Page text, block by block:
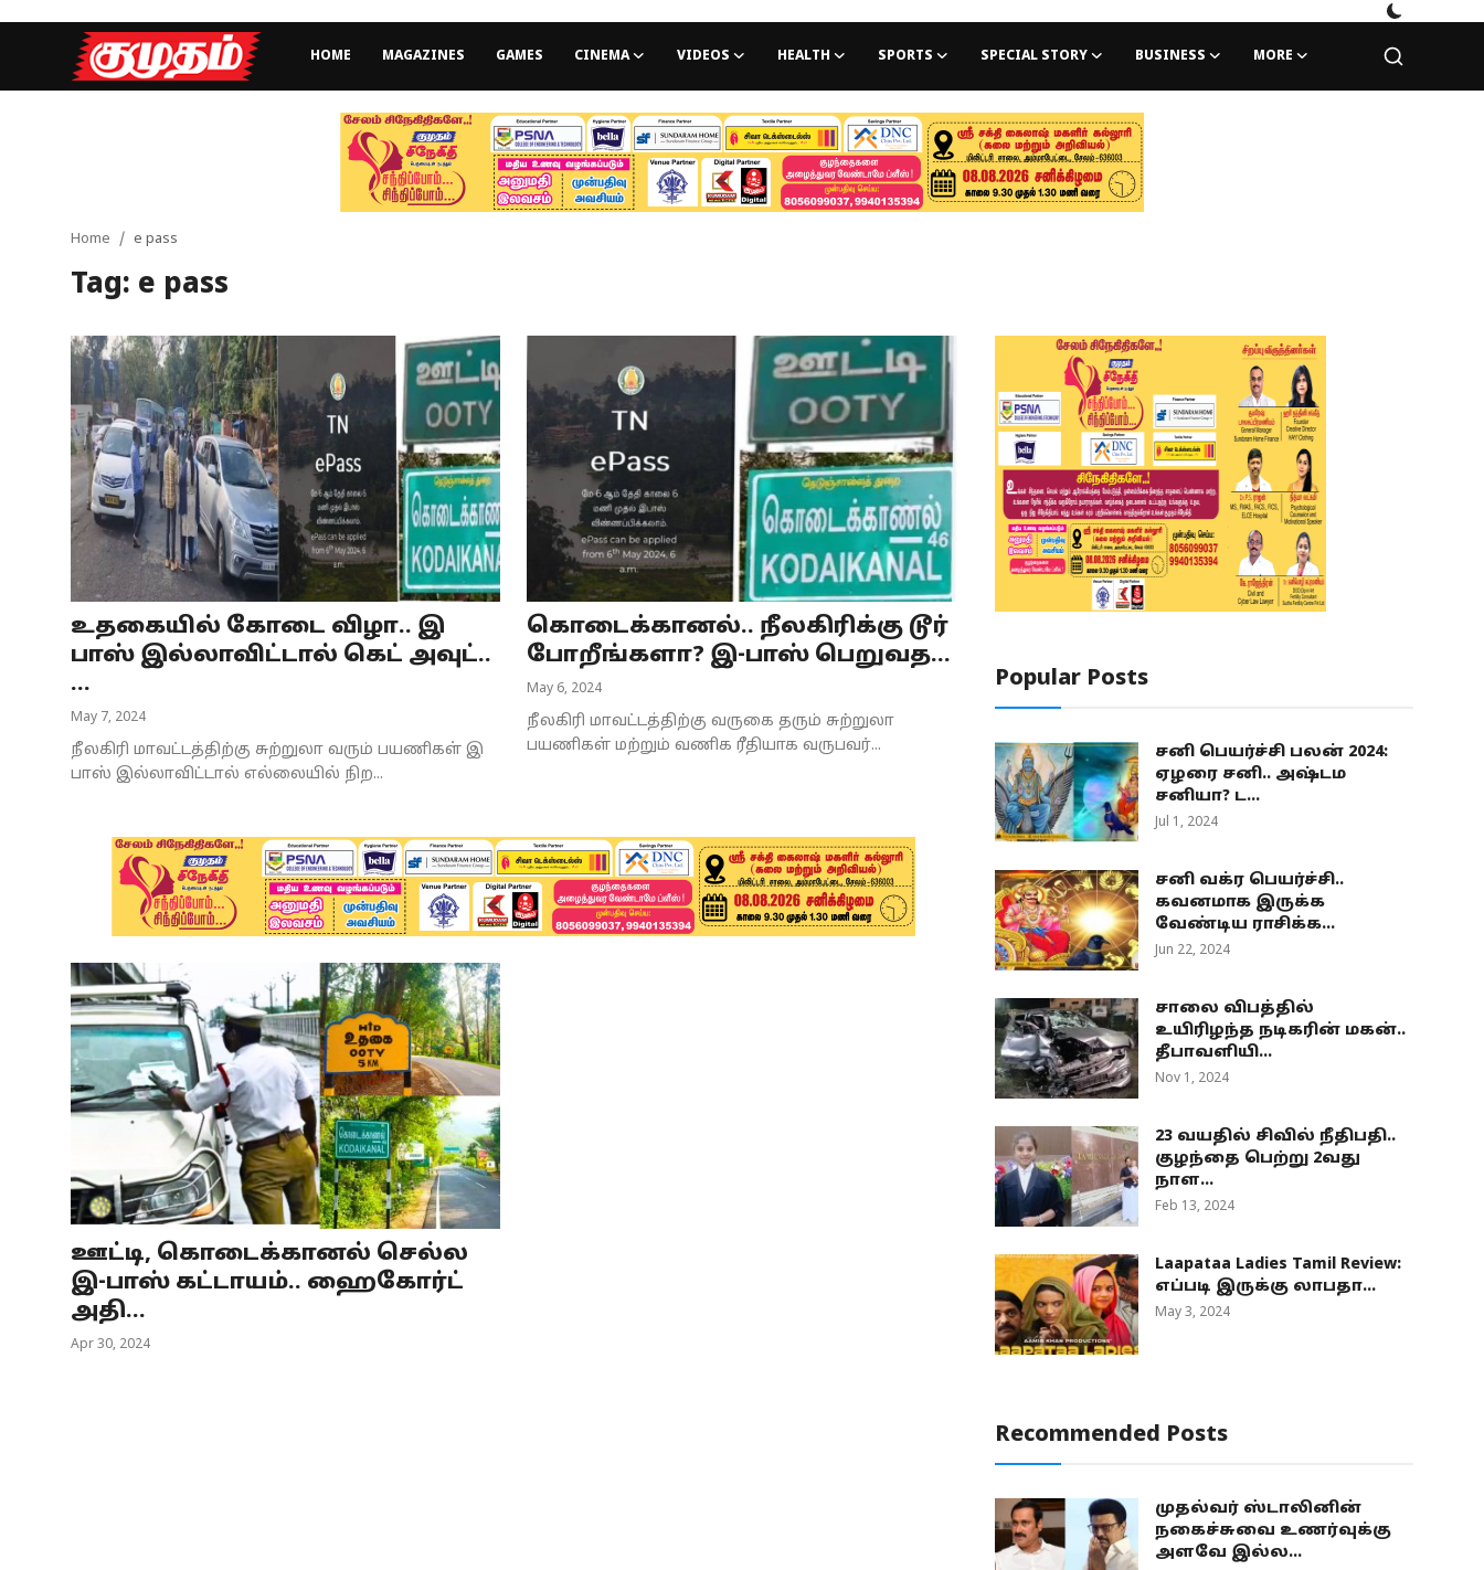
HOME MAGAZINES GAMES CINEMA VIDEOS HEALTH SPORTS SPECIAL STORY BUSINESS MORE
Games
Videos
Special Story
Business
Tamilnadu
Astrology
Home e pass
Tag: e pass
உதகையில் கோடை விழா.. இ
பாஸ் இல்லாவிட்டால் கெட் அவுட்..
...
May 7, 2024
நீலகிரி மாவட்டத்திற்கு சுற்றுலா வரும் பயணிகள் இ
பாஸ் இல்லாவிட்டால் எல்லையில் நிற...
கொடைக்கானல்.. நீலகிரிக்கு டூர்
போறீங்களா? இ-பாஸ் பெறுவத...
May 6, 2024
நீலகிரி மாவட்டத்திற்கு வருகை தரும் சுற்றுலா
பயணிகள் மற்றும் வணிக ரீதியாக வருபவர்...
ஊட்டி, கொடைக்கானல் செல்ல
இ-பாஸ் கட்டாயம்.. ஹைகோர்ட்
அதி...
Apr 30, 2024
Popular Posts
சனி பெயர்ச்சி பலன் 2024:
ஏழரை சனி.. அஷ்டம
சனியா? ட...
Jul 1, 2024
சனி வக்ர பெயர்ச்சி..
கவனமாக இருக்க
வேண்டிய ராசிக்க...
Jun 22, 2024
சாலை விபத்தில்
உயிரிழந்த நடிகரின் மகன்..
தீபாவளியி...
Nov 1, 2024
23 வயதில் சிவில் நீதிபதி..
குழந்தை பெற்று 2வது
நாள...
Feb 13, 2024
Laapataa Ladies Tamil Review:
எப்படி இருக்கு லாபதா...
May 3, 2024
Recommended Posts
முதல்வர் ஸ்டாலினின்
நகைச்சுவை உணர்வுக்கு
அளவே இல்ல...